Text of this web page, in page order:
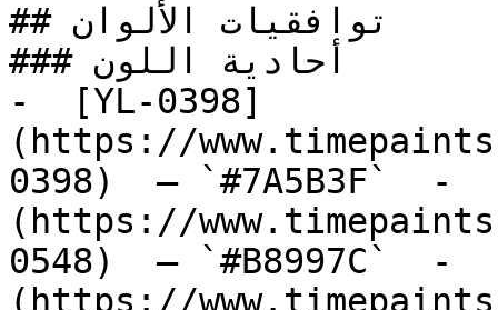
## توافقيات الألوان
### أحادية اللون
-  [YL-0398]
(https://
0398)  — `#7A5B3F`  -
(https://
0548)  — `#B8997C`  -
(https://